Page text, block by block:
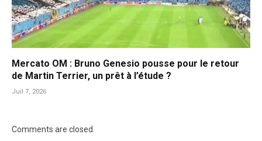
Mercato OM : Bruno Genesio pousse pour le retour
de Martin Terrier, un prêt à l’étude ?
Juil 7, 2026
Comments are closed.